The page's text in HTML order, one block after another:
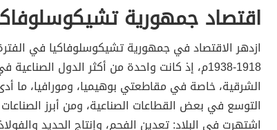
اقتصاد جمهورية
ازدهر الاقتصاد في جمهورية تشيكوسلوفاكيا في
1918-1938م، إذ كانت واحدة من أكثر الدول الصناعية
الشرقية، خاصة في مقاطعتي بوهيميا، ومورافيا، ما
التوسع في بعض القطاعات الصناعية، ومن أبرز
اشتهرت في البلاد: تعدين الفحم، وإنتاج الحديد